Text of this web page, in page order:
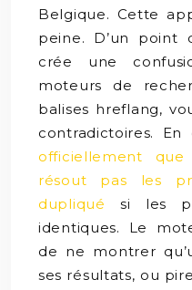
Belgique. Cette
peine. D’un point
crée une
moteurs de
balises hreflang,
contradictoires. En
officiellement
résout pas les
dupliqué si les
identiques. Le
de ne montrer
ses résultats, ou